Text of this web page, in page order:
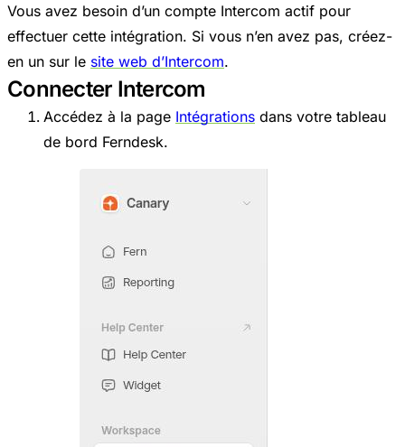
Vous avez besoin d’un compte Intercom actif pour
effectuer cette intégration. Si vous n’en avez pas, créez-
en un sur le site web d’Intercom.
Connecter Intercom
Accédez à la page Intégrations dans votre tableau
de bord Ferndesk.